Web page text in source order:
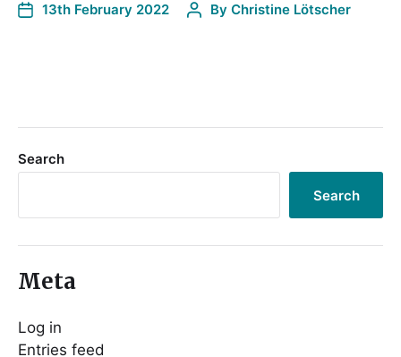
13th February 2022 By Christine Lötscher
Search
Search
Meta
Log in
Entries feed